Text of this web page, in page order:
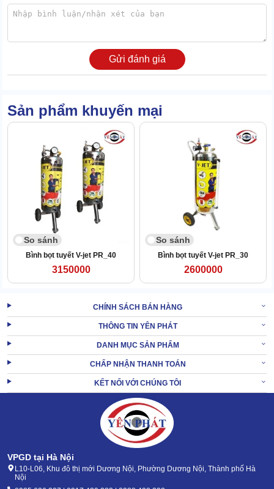
2.2. Lớp bọt tuyết siêu mịn, xịt đều
Chiếc bình này có khả năng tạo siêu nhiều bọt tuyết. Vòi phun
Nhờ vậy, quá trình rửa xe được tối ưu, không tốn nhiều thời gian
hay công sức. Thiết bị này đáp ứng tốt nhu cầu rửa xe liên tục tại
các tiệm xe quy mô lớn.
2.3. Vòi khóa áp suất khí an toàn
Phần trên của bình được trang bị đồng hồ áp suất khí, giúp bạn dễ
theo dõi và điều chỉnh.
Thiết kế vòi khóa giúp làm kín khí, không để hóa chất bắn ra
ngoài. Van khóa dễ thao tác chỉ với 1 lần gạt, đảm bảo an toàn
ngay cả khi bình bị nghiêng, đổ,...
2.4. Thùng chứa lớn, dây dẫn dài
Gửi đánh giá
Sản phẩm khuyến mại
So sánh
Bình bọt tuyết V-jet PR_40
3150000
So sánh
Bình bọt tuyết V-jet PR_30
2600000
CHÍNH SÁCH BÁN HÀNG
THÔNG TIN YÊN PHÁT
DANH MỤC SẢN PHẨM
CHẤP NHẬN THANH TOÁN
KẾT NỐI VỚI CHÚNG TÔI
VPGD tại Hà Nội
L10-L06, Khu đô thị mới Dương Nội, Phường Dương Nội, Thành phố Hà
Nội